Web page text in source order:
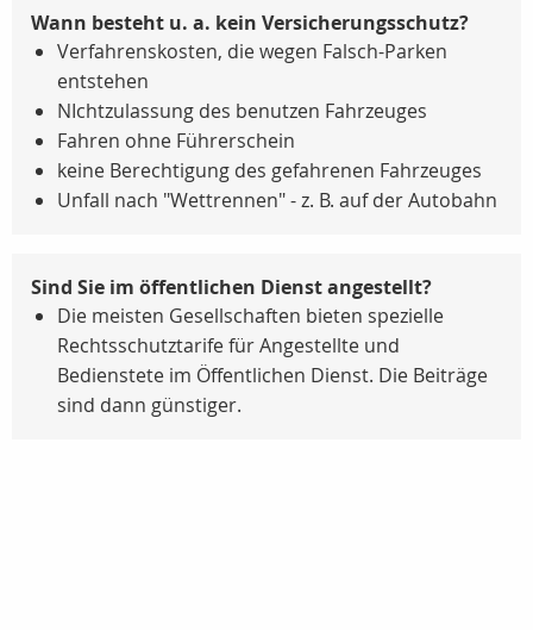
Wann besteht u. a. kein Versicherungsschutz?
Verfahrenskosten, die wegen Falsch-Parken
entstehen
NIchtzulassung des benutzen Fahrzeuges
Fahren ohne Führerschein
keine Berechtigung des gefahrenen Fahrzeuges
Unfall nach "Wettrennen" - z. B. auf der Autobahn
Sind Sie im öffentlichen Dienst angestellt?
Die meisten Gesellschaften bieten spezielle
Rechtsschutztarife für Angestellte und
Bedienstete im Öffentlichen Dienst. Die Beiträge
sind dann günstiger.